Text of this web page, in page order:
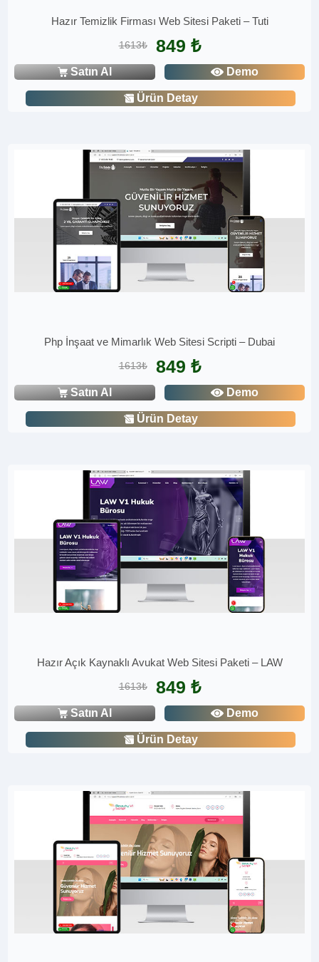
Hazır Temizlik Firması Web Sitesi Paketi – Tuti
1613₺ 849 ₺
Satın Al Demo
Ürün Detay
Php İnşaat ve Mimarlık Web Sitesi Scripti – Dubai
1613₺ 849 ₺
Satın Al Demo
Ürün Detay
Hazır Açık Kaynaklı Avukat Web Sitesi Paketi – LAW
1613₺ 849 ₺
Satın Al Demo
Ürün Detay